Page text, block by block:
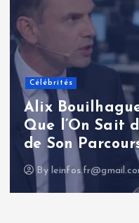
Célébrités
Renaud Pila :
approfondie
l’influence
politique
By